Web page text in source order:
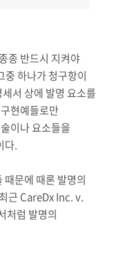
종 반드시 지켜야
중 하나가 청구항이
서 상에 발명 요소를
현예들로만
이나 요소들을
다.
때문에 때론 발명의
근 CareDx Inc. v.
처럼 발명의